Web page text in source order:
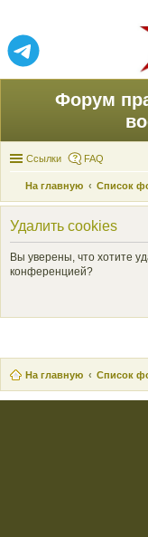
Форум
Ссылки FAQ
На главную
Список
Удалить cookies
Вы уверены, что хотите
конференцией?
На главную Список